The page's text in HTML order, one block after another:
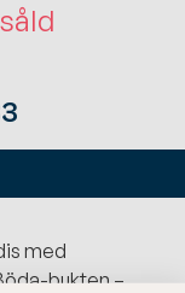
med
bukten –